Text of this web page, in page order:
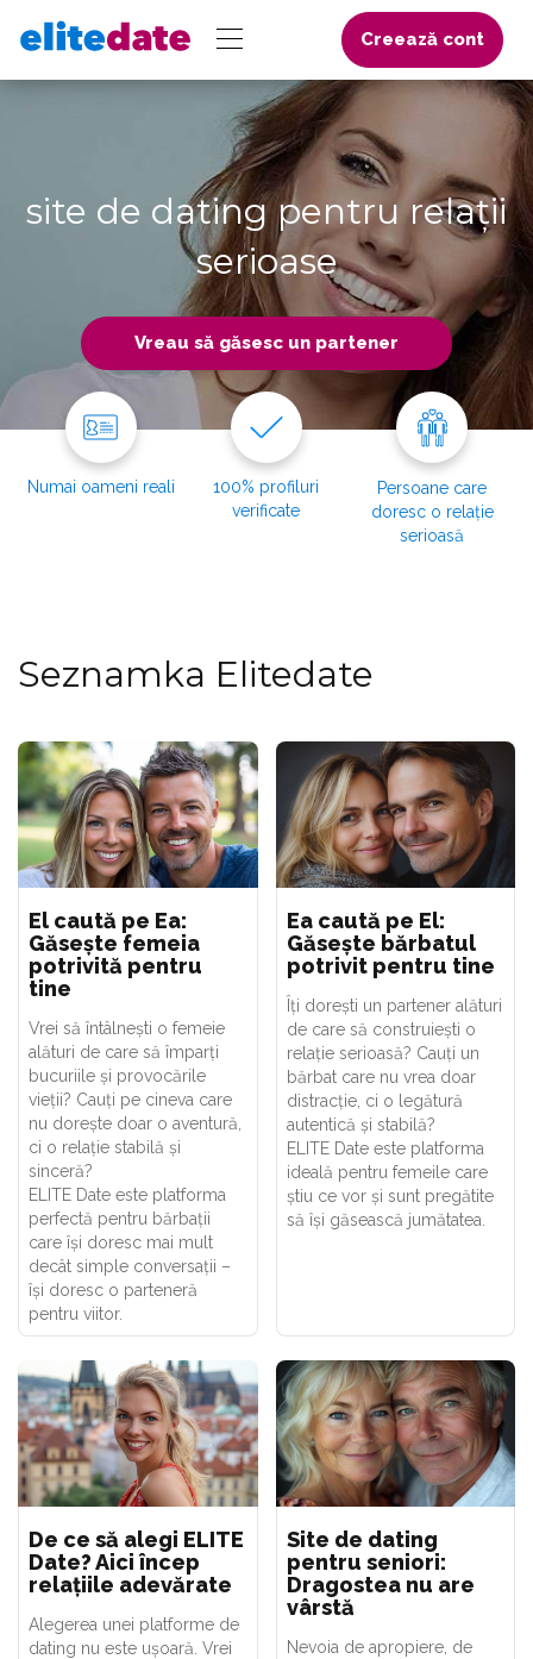
Creează cont
site de dating pentru relații
serioase
Vreau să găsesc un partener
Numai oameni reali
100% profiluri
verificate
Persoane care
doresc o relație
serioasă
Seznamka Elitedate
El caută pe Ea:
Găsește femeia
potrivită pentru
tine
Vrei să întâlnești o femeie
alături de care să împarți
bucuriile și provocările
vieții? Cauți pe cineva care
nu dorește doar o aventură,
ci o relație stabilă și
sinceră?
ELITE Date este platforma
perfectă pentru bărbații
care își doresc mai mult
decât simple conversații –
își doresc o parteneră
pentru viitor.
Ea caută pe El:
Găsește bărbatul
potrivit pentru tine
Îți dorești un partener alături
de care să construiești o
relație serioasă? Cauți un
bărbat care nu vrea doar
distracție, ci o legătură
autentică și stabilă?
ELITE Date este platforma
ideală pentru femeile care
știu ce vor și sunt pregătite
să își găsească jumătatea.
De ce să alegi ELITE
Date? Aici încep
relațiile adevărate
Alegerea unei platforme de
dating nu este ușoară. Vrei
Site de dating
pentru seniori:
Dragostea nu are
vârstă
Nevoia de apropiere, de